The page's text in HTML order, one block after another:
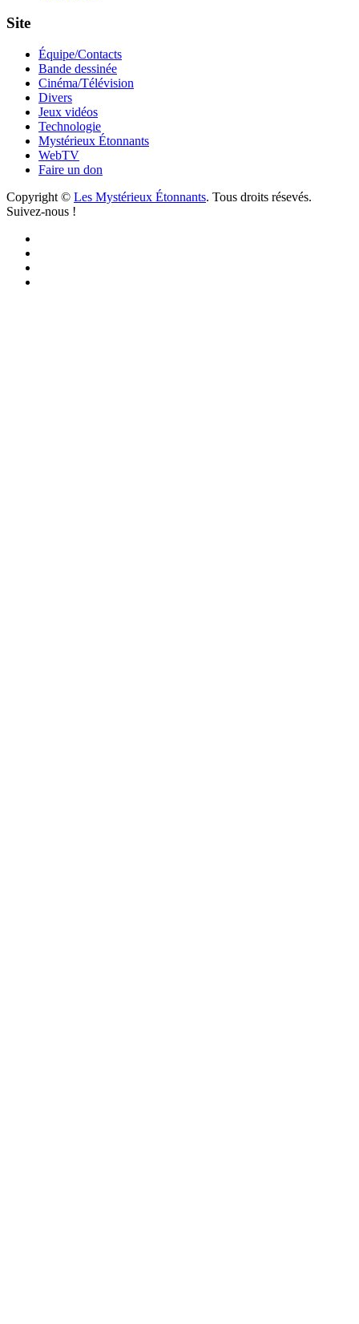
Site
Équipe/Contacts
Bande dessinée
Cinéma/Télévision
Divers
Jeux vidéos
Technologie
Mystérieux Étonnants
WebTV
Faire un don
Copyright © Les Mystérieux Étonnants. Tous droits résevés.
Suivez-nous !